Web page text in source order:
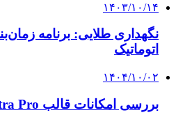
۱۴۰۳/۱۰/۱۴
نگهداری طلایی: برنامه
اتوماتیک
۱۴۰۴/۱۰/۰۲
بررسی امکانات قالب Astra Pro